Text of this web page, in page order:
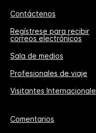
Contáctenos
Regístrese para recibir
correos electrónicos
Sala de medios
Profesionales de viaje
Visitantes
Comentarios